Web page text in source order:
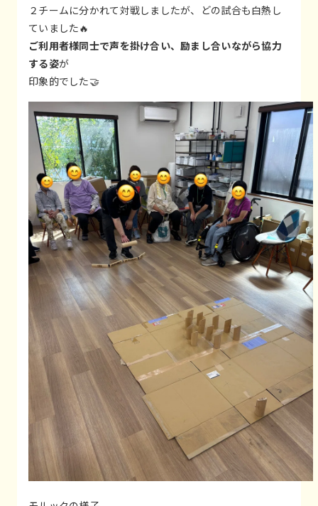
２チームに分かれて対戦しましたが、どの試合も白熱し
ていました🔥
ご利用者様同士で声を掛け合い、励まし合いながら協力
する姿が
印象的でした🤝